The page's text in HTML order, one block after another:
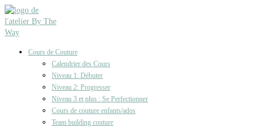
Cours de Couture
Calendrier des Cours
Niveau 1: Débuter
Niveau 2: Progresser
Niveau 3 et plus : Se Perfectionner
Cours de couture enfants/ados
Team building couture